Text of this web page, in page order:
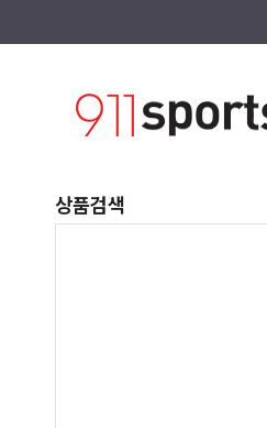
상품검색